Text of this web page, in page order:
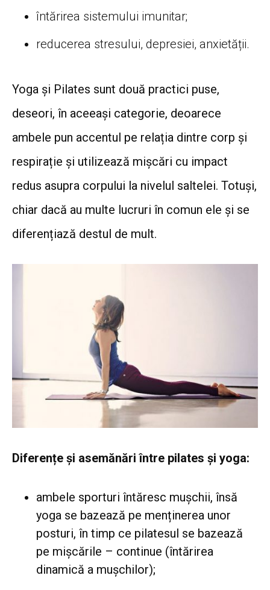
întărirea sistemului imunitar;
reducerea stresului, depresiei, anxietății.
Yoga și Pilates sunt două practici puse,
deseori, în aceeași categorie, deoarece
ambele pun accentul pe relația dintre corp și
respirație și utilizează mișcări cu impact
redus asupra corpului la nivelul saltelei. Totuși,
chiar dacă au multe lucruri în comun ele și se
diferențiază destul de mult.
Diferențe și asemănări între pilates și yoga:
ambele sporturi întăresc mușchii, însă
yoga se bazează pe menținerea unor
posturi, în timp ce pilatesul se bazează
pe mișcările – continue (întărirea
dinamică a mușchilor);